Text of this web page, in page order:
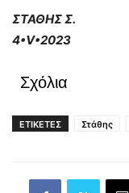
ΣΤΑΘΗΣ Σ.
4•V•2023
Σχόλια
ΕΤΙΚΕΤΕΣ Στάθης